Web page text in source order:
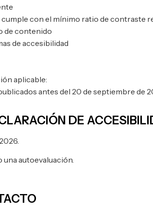
con el mínimo ratio de contraste
de contenido
de accesibilidad
aplicable:
antes del 20 de septiembre de
DE
autoevaluación.